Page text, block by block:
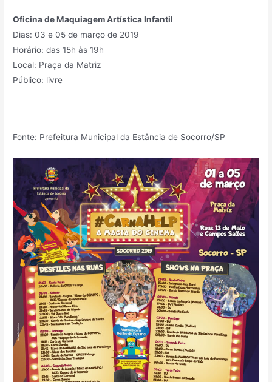
Oficina de Maquiagem Artística Infantil
Dias: 03 e 05 de março de 2019
Horário: das 15h às 19h
Local: Praça da Matriz
Público: livre
Fonte: Prefeitura Municipal da Estância de Socorro/SP